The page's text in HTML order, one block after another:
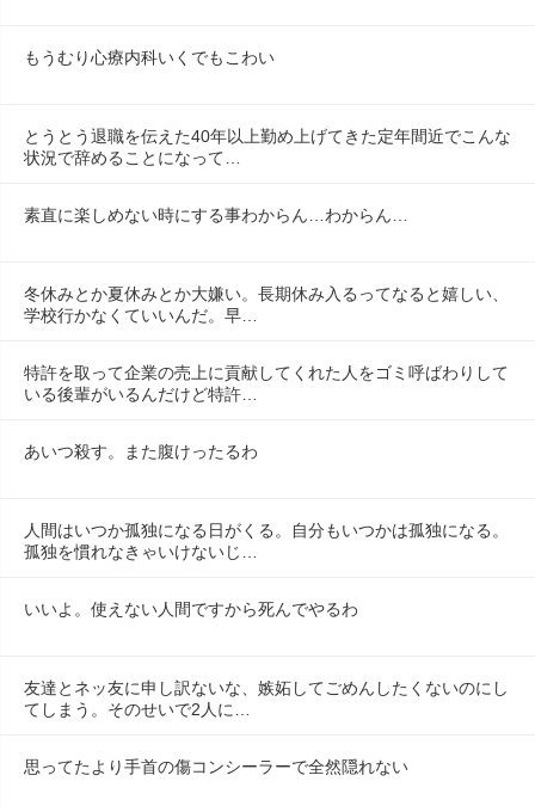
もうむり心療内科いくでもこわい
とうとう退職を伝えた40年以上勤め上げてきた定年間近でこんな
状況で辞めることになって…
素直に楽しめない時にする事わからん…わからん…
冬休みとか夏休みとか大嫌い。長期休み入るってなると嬉しい、
学校行かなくていいんだ。早…
特許を取って企業の売上に貢献してくれた人をゴミ呼ばわりして
いる後輩がいるんだけど特許…
あいつ殺す。また腹けったるわ
人間はいつか孤独になる日がくる。自分もいつかは孤独になる。
孤独を慣れなきゃいけないじ…
いいよ。使えない人間ですから死んでやるわ
友達とネッ友に申し訳ないな、嫉妬してごめんしたくないのにし
てしまう。そのせいで2人に…
思ってたより手首の傷コンシーラーで全然隠れない